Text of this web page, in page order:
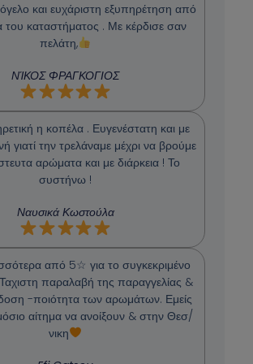
και ευχάριστη εξυπηρέτηση από
του καταστήματος . Με κέρδισε σαν
πελάτη,
ΝΊΚΟΣ ΦΡΑΓΚΟΓΙΟΣ
η κοπέλα . Ευγενέστατη και με
γιατί την τρελάναμε μέχρι να βρούμε
αρώματα και με διάρκεια ! Το
συστήνω !
Ναυσικά Κωστούλα
από 5☆ για το συγκεκριμένο
παραλαβή της παραγγελίας &
-ποιότητα των αρωμάτων. Εμείς
αίτημα να ανοίξουν & στην Θεσ/
νικη